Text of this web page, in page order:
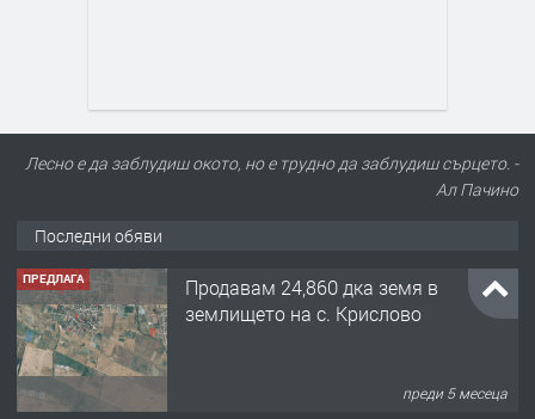
Лесно е да заблудиш окото, но е трудно да заблудиш сърцето. -
Ал Пачино
Последни обяви
ПРЕДЛАГА
Продавам 24,860 дка земя в
землището на с. Крислово
преди 5 месеца